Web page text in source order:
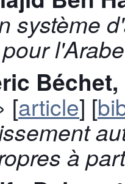
système
l'Arabe
[article] [
à